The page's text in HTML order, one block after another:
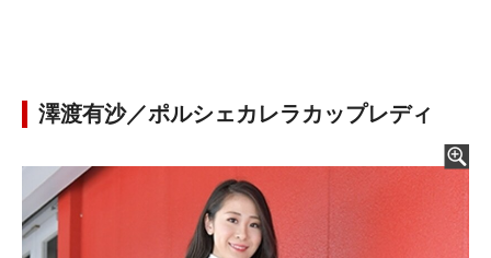
澤渡有沙／ポルシェカレラカップレディ